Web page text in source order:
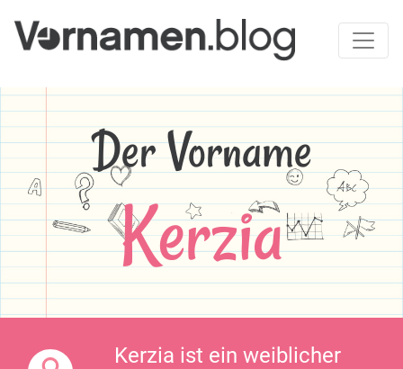
Der Vorname
Kerzia
Kerzia ist ein weiblicher